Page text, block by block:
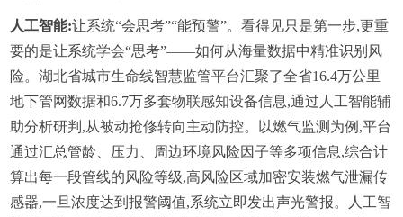
人工智能:让系统“会思考”“能预警”。看得见只是第一步,更重
要的是让系统学会“思考”——如何从海量数据中精准识别风
险。湖北省城市生命线智慧监管平台汇聚了全省16.4万公里
地下管网数据和6.7万多套物联感知设备信息,通过人工智能辅
助分析研判,从被动抢修转向主动防控。以燃气监测为例,平台
通过汇总管龄、压力、周边环境风险因子等多项信息,综合计
算出每一段管线的风险等级,高风险区域加密安装燃气泄漏传
感器,一旦浓度达到报警阈值,系统立即发出声光警报。人工智